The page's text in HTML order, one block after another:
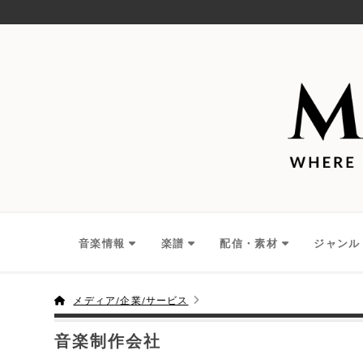
音楽情報 楽譜 配信・素材 ジャンル
メディア/企業/サービス
音楽制作会社